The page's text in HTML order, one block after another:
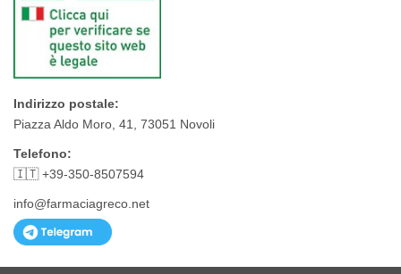
Indirizzo postale:
Piazza Aldo Moro, 41, 73051 Novoli
Telefono:
🇮🇹 +39-350-8507594
info@farmaciagreco.net